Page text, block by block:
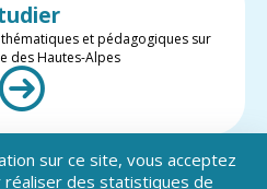
et pédagogiques sur
des Hautes-Alpes
sur ce site, vous acceptez
réaliser des statistiques de